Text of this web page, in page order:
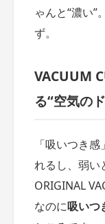
ゃんと“濃い
ず。
VACUUM
る“空気の
「吸いつき
れるし、弱い
ORIGINAL
なのに吸いつ